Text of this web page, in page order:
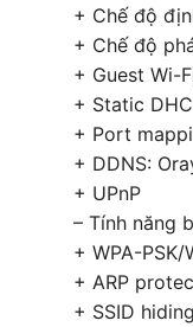
+ Chế độ
+ Chế độ
+ Guest Wi-
+ Static
+ Port
+ DDNS:
+ UPnP
– Tính năng
+ WPA-PSK/
+ ARP
+ SSID hiding